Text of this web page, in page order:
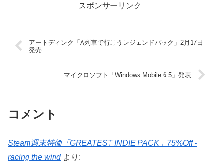
スポンサーリンク
アートディンク「A列車で行こうレジェンドパック」2月17日
発売
マイクロソフト「Windows Mobile 6.5」発表
コメント
Steam週末特価「GREATEST INDIE PACK」75%Off -
racing the wind より: